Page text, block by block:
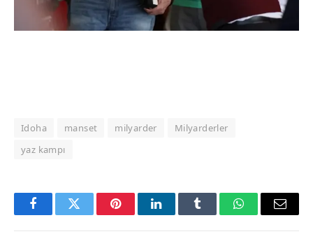
Idoha manset milyarder
Milyarderler
yaz kampı
FacebookTwitter PinterestLinkedInTumblr WhatsAppEmail